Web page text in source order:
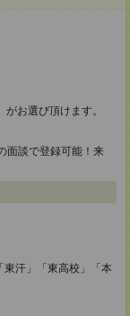
お選び頂けます。
面談で登録可能！来
汗」「東高校」「本